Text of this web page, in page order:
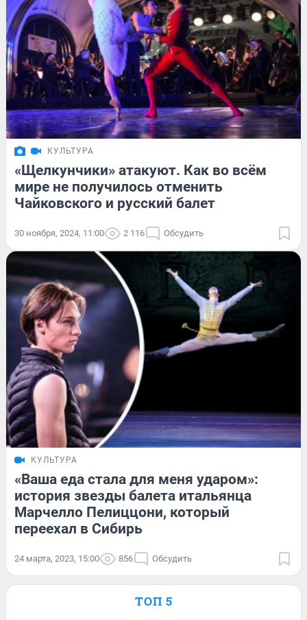
КУЛЬТУРА
«Щелкунчики» атакуют. Как во всём
мире не получилось отменить
Чайковского и русский балет
30 ноября, 2024, 11:00 2 116 Обсудить
КУЛЬТУРА
«Ваша еда стала для меня ударом»:
история звезды балета итальянца
Марчелло Пелиццони, который
переехал в Сибирь
24 марта, 2023, 15:00 856 Обсудить
ТОП 5